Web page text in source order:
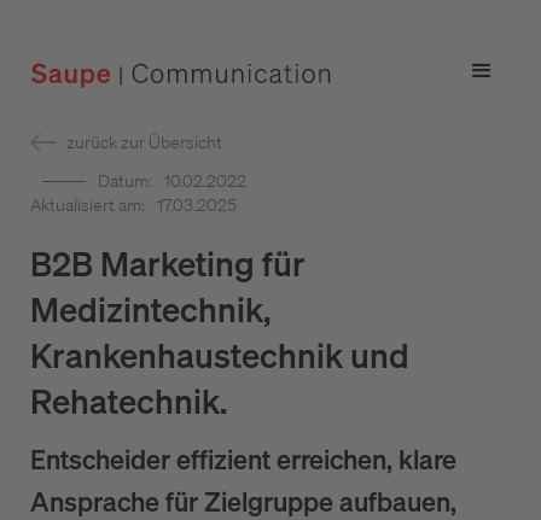
zurück zur Übersicht
Datum: 10.02.2022
Aktualisiert am: 17.03.2025
B2B Marketing für
Medizintechnik,
Krankenhaustechnik und
Rehatechnik.
Entscheider effizient erreichen, klare
Ansprache für Zielgruppe aufbauen,